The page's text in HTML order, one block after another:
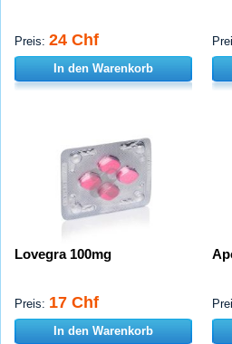
Preis: 24 Chf
In den Warenkorb
Lovegra 100mg
Preis: 17 Chf
In den Warenkorb